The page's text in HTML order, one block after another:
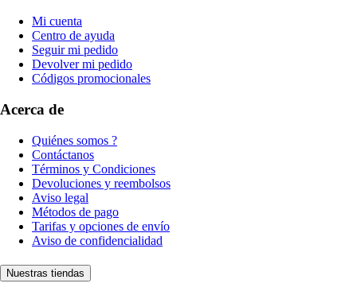
Mi cuenta
Centro de ayuda
Seguir mi pedido
Devolver mi pedido
Códigos promocionales
Acerca de
Quiénes somos ?
Contáctanos
Términos y Condiciones
Devoluciones y reembolsos
Aviso legal
Métodos de pago
Tarifas y opciones de envío
Aviso de confidencialidad
Nuestras tiendas